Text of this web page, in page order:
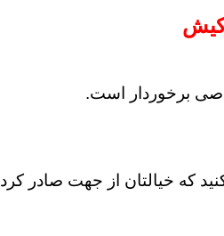
کیش
برخوردار است.
که خیالتان از جهت صادر